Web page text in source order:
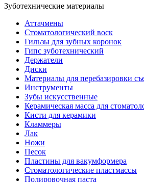
Зуботехнические материалы
Аттачмены
Стоматологический воск
Гильзы для зубных коронок
Гипс зуботехнический
Держатели
Диски
Материалы для перебазировки
Инструменты
Зубы искусственные
Керамическая масса для
Кисти для керамики
Кламмеры
Лак
Ножи
Песок
Пластины для вакумформера
Стоматологические пластмассы
Полировочная паста